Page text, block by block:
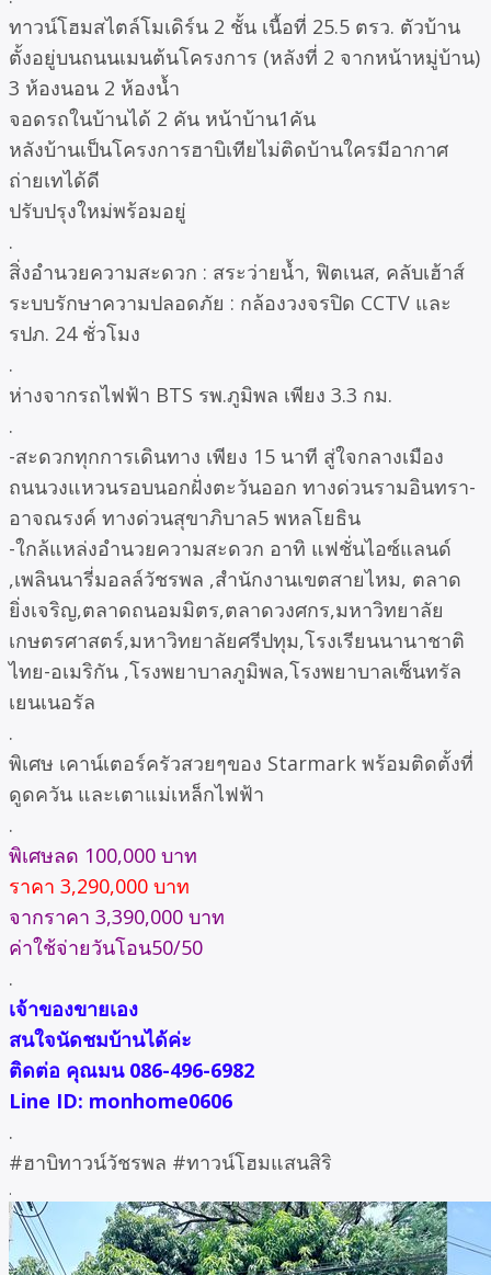
ทาวน์โฮมสไตล์โมเดิร์น 2 ชั้น เนื้อที่ 25.5 ตรว. ตัวบ้าน
ตั้งอยู่บนถนนเมนต้นโครงการ (หลังที่ 2 จากหน้าหมู่บ้าน)
3 ห้องนอน 2 ห้องน้ำ
จอดรถในบ้านได้ 2 คัน หน้าบ้าน1คัน
หลังบ้านเป็นโครงการฮาบิเทียไม่ติดบ้านใครมีอากาศ
ถ่ายเทได้ดี
ปรับปรุงใหม่พร้อมอยู่
.
สิ่งอำนวยความสะดวก : สระว่ายน้ำ, ฟิตเนส, คลับเฮ้าส์
ระบบรักษาความปลอดภัย : กล้องวงจรปิด CCTV และ
รปภ. 24 ชั่วโมง
.
ห่างจากรถไฟฟ้า BTS รพ.ภูมิพล เพียง 3.3 กม.
.
-สะดวกทุกการเดินทาง เพียง 15 นาที สู่ใจกลางเมือง
ถนนวงแหวนรอบนอกฝั่งตะวันออก ทางด่วนรามอินทรา-
อาจณรงค์ ทางด่วนสุขาภิบาล5 พหลโยธิน
-ใกล้แหล่งอำนวยความสะดวก อาทิ แฟชั่นไอซ์แลนด์
,เพลินนารี่มอลล์วัชรพล ,สำนักงานเขตสายไหม, ตลาด
ยิ่งเจริญ,ตลาดถนอมมิตร,ตลาดวงศกร,มหาวิทยาลัย
เกษตรศาสตร์,มหาวิทยาลัยศรีปทุม,โรงเรียนนานาชาติ
ไทย-อเมริกัน ,โรงพยาบาลภูมิพล,โรงพยาบาลเซ็นทรัล
เยนเนอรัล
.
พิเศษ เคาน์เตอร์ครัวสวยๆของ Starmark พร้อมติดตั้งที่
ดูดควัน และเตาแม่เหล็กไฟฟ้า
.
พิเศษลด 100,000 บาท
ราคา 3,290,000 บาท
จากราคา 3,390,000 บาท
ค่าใช้จ่ายวันโอน50/50
.
เจ้าของขายเอง
สนใจนัดชมบ้านได้ค่ะ
ติดต่อ คุณมน 086-496-6982
Line ID: monhome0606
.
#ฮาบิทาวน์วัชรพล #ทาวน์โฮมแสนสิริ
.